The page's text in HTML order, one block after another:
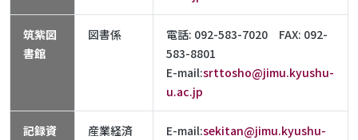
筑紫図
書館
図書係
電話: 092-583-7020 FAX: 092-
583-8801
E-mail:srttosho@jimu.kyushu-
u.ac.jp
記録資
産業経済
E-mail:sekitan@jimu.kyushu-